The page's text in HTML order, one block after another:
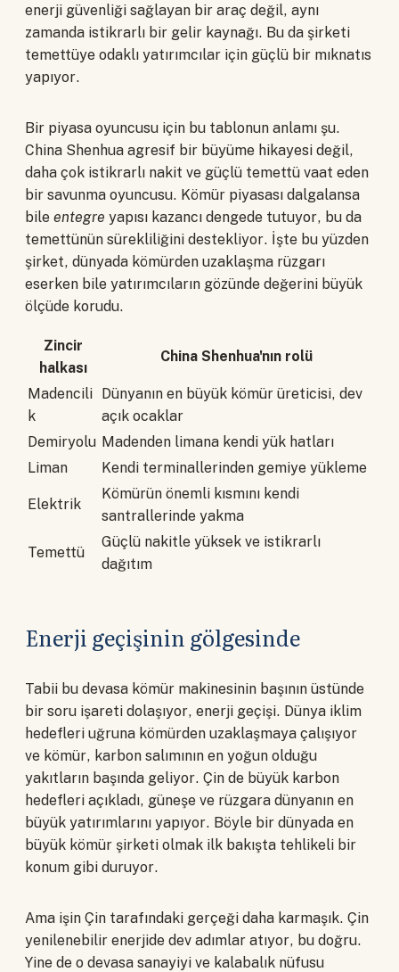
enerji güvenliği sağlayan bir araç değil, aynı
zamanda istikrarlı bir gelir kaynağı. Bu da şirketi
temettüye odaklı yatırımcılar için güçlü bir mıknatıs
yapıyor.
Bir piyasa oyuncusu için bu tablonun anlamı şu.
China Shenhua agresif bir büyüme hikayesi değil,
daha çok istikrarlı nakit ve güçlü temettü vaat eden
bir savunma oyuncusu. Kömür piyasası dalgalansa
bile entegre yapısı kazancı dengede tutuyor, bu da
temettünün sürekliliğini destekliyor. İşte bu yüzden
şirket, dünyada kömürden uzaklaşma rüzgarı
eserken bile yatırımcıların gözünde değerini büyük
ölçüde korudu.
Zincir
halkası
China Shenhua'nın rolü
Madencili
k
Dünyanın en büyük kömür üreticisi, dev
açık ocaklar
Demiryolu Madenden limana kendi yük hatları
Liman
Kendi terminallerinden gemiye yükleme
Elektrik
Kömürün önemli kısmını kendi
santrallerinde yakma
Temettü
Güçlü nakitle yüksek ve istikrarlı
dağıtım
Enerji geçişinin gölgesinde
Tabii bu devasa kömür makinesinin başının üstünde
bir soru işareti dolaşıyor, enerji geçişi. Dünya iklim
hedefleri uğruna kömürden uzaklaşmaya çalışıyor
ve kömür, karbon salımının en yoğun olduğu
yakıtların başında geliyor. Çin de büyük karbon
hedefleri açıkladı, güneşe ve rüzgara dünyanın en
büyük yatırımlarını yapıyor. Böyle bir dünyada en
büyük kömür şirketi olmak ilk bakışta tehlikeli bir
konum gibi duruyor.
Ama işin Çin tarafındaki gerçeği daha karmaşık. Çin
yenilenebilir enerjide dev adımlar atıyor, bu doğru.
Yine de o devasa sanayiyi ve kalabalık nüfusu